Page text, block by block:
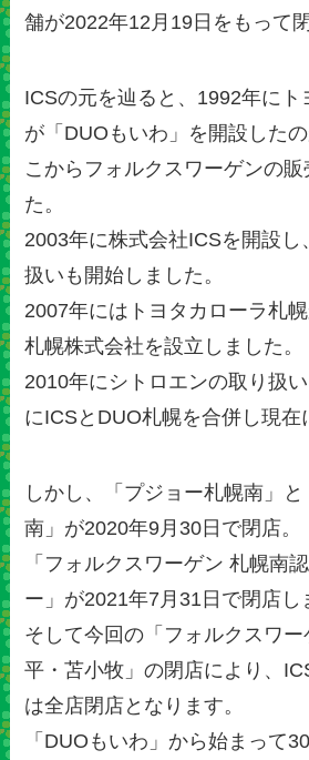
舗が2022年12月19日をもって
ICSの元を辿ると、1992年にト
が「DUOもいわ」を開設した
こからフォルクスワーゲンの販
た。
2003年に株式会社ICSを開設し
扱いも開始しました。
2007年にはトヨタカローラ札
札幌株式会社を設立しました。
2010年にシトロエンの取り扱
にICSとDUO札幌を合併し現在
しかし、「プジョー札幌南」
南」が2020年9月30日で閉店。
「フォルクスワーゲン 札幌南
ー」が2021年7月31日で閉店し
そして今回の「フォルクスワ
平・苫小牧」の閉店により、
は全店閉店となります。
「DUOもいわ」から始まって